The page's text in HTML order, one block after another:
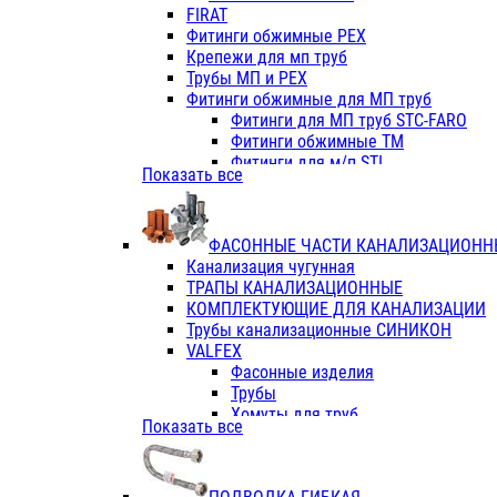
Фитинги ПП белые
Фитинги ПП белые
Фитинги ППс металл.белые
VALFEX
Трубы PE-RT
Трубы ПП водопровод белые
Трубы ПП водопровод серые
Трубы армированные
Трубы армированные
Фитинги с металл. серые
Фитинги ПП (серые)
Фитинги ПП белые
Краны
Фитинги ПП (белые)
Фитинги ПП с металлом белые
ПК КОНТУР
Краны полипропиленовые
Трубы полипропиленивые
FIRAT
Фитинги обжимные PEX
Крепежи для мп труб
Трубы МП и PEX
Фитинги обжимные для МП труб
Фитинги для МП труб STC-FARO
Фитинги обжимные ТМ
Фитинги для м/п STI
Фитинги для МП труб TITAN
TK
VALFEX
Показать все
ФАСОННЫЕ ЧАСТИ
Канализация чугунная
ТРАПЫ КАНАЛИЗАЦИОННЫЕ
КОМПЛЕКТУЮЩИЕ ДЛЯ КАНАЛИЗАЦИИ
Трубы канализационные СИНИКОН
VALFEX
Фасонные изделия
Трубы
Хомуты для труб
ПВХ (стройполимер)
Показать все